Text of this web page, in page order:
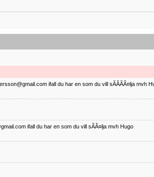
ifall du har en som du vill sÃÂÃÂ¤lja mvh
ifall du har en som du vill sÃÂ¤lja mvh Hugo